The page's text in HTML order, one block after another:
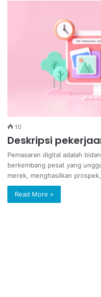
10
Deskripsi
Pemasaran digital adalah
berkembang pesat yang
merek, menghasilkan
Read More »